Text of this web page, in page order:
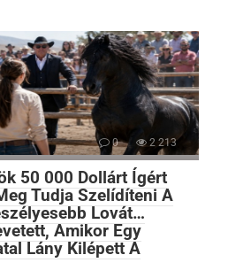
0 2 213
50 000 Dollárt Ígért
Tudja Szelídíteni A
Lovát…
Amikor Egy
Lány Kilépett A